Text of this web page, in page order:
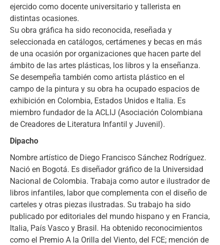
ejercido como docente universitario y tallerista en
distintas ocasiones.
Su obra gráfica ha sido reconocida, reseñada y
seleccionada en catálogos, certámenes y becas en más
de una ocasión por organizaciones que hacen parte del
ámbito de las artes plásticas, los libros y la enseñanza.
Se desempeña también como artista plástico en el
campo de la pintura y su obra ha ocupado espacios de
exhibición en Colombia, Estados Unidos e Italia. Es
miembro fundador de la ACLIJ (Asociación Colombiana
de Creadores de Literatura Infantil y Juvenil).
Dipacho
Nombre artístico de Diego Francisco Sánchez Rodríguez.
Nació en Bogotá. Es diseñador gráfico de la Universidad
Nacional de Colombia. Trabaja como autor e ilustrador de
libros infantiles, labor que complementa con el diseño de
carteles y otras piezas ilustradas. Su trabajo ha sido
publicado por editoriales del mundo hispano y en Francia,
Italia, País Vasco y Brasil. Ha obtenido reconocimientos
como el Premio A la Orilla del Viento, del FCE; mención de